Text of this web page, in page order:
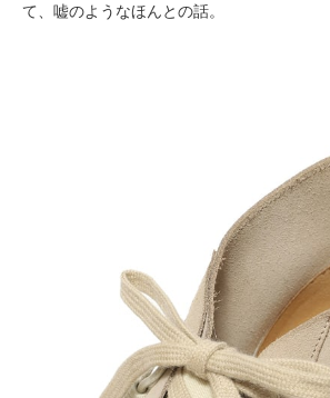
て、嘘のようなほんとの話。